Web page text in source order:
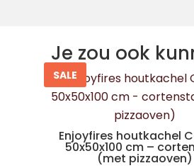
Je zou ook
SALE
Enjoyfires houtkachel
50x50x100 cm –
(met pizzaoven)